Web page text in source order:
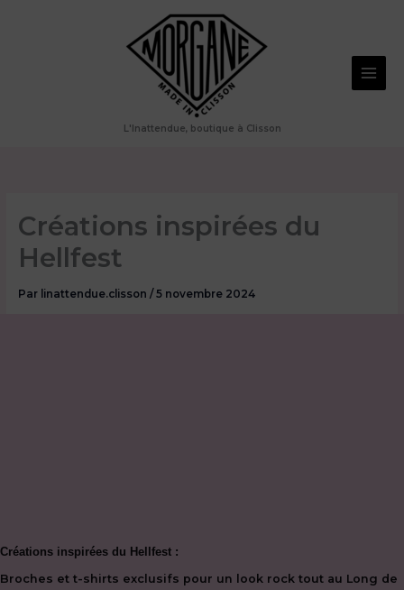
L'Inattendue, boutique à Clisson
Créations inspirées du
Hellfest
Par linattendue.clisson /5 novembre 2024
Créations inspirées du Hellfest :
Broches et t-shirts exclusifs pour un look rock tout au Long de